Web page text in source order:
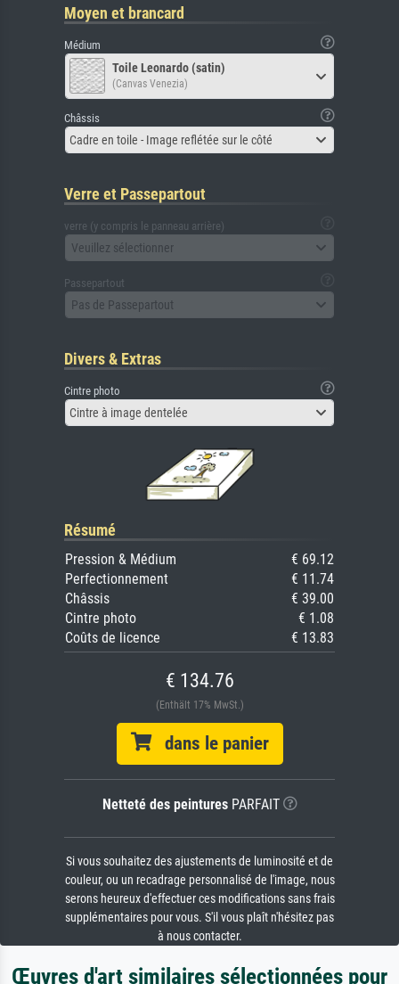
Moyen et brancard
Médium
Toile Leonardo (satin)
(Canvas Venezia)
Châssis
Cadre en toile - Image reflétée sur le côté
Verre et Passepartout
verre (y compris le panneau arrière)
Veuillez sélectionner
Passepartout
Pas de Passepartout
Divers & Extras
Cintre photo
Cintre à image dentelée
Résumé
Pression & Médium
€ 69.12
Perfectionnement
€ 11.74
Châssis
€ 39.00
Cintre photo
€ 1.08
Coûts de licence
€ 13.83
€ 134.76
(Enthält 17% MwSt.)
dans le panier
Netteté des peinturesPARFAIT
Si vous souhaitez des ajustements de luminosité et de
couleur, ou un recadrage personnalisé de l'image, nous
serons heureux d'effectuer ces modifications sans frais
supplémentaires pour vous. S'il vous plaît n'hésitez pas
à nous contacter.
Œuvres d'art similaires sélectionnées pour